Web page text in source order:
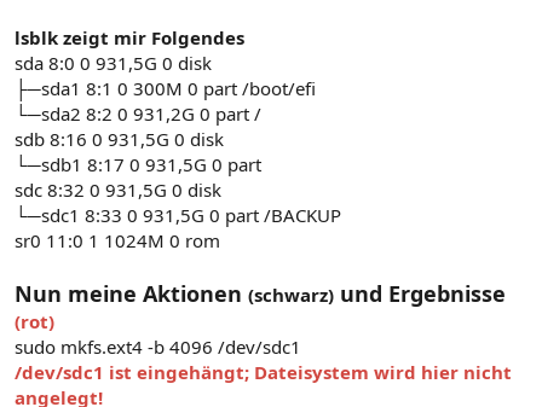
lsblk zeigt mir Folgendes
sda 8:0 0 931,5G 0 disk
├─sda1 8:1 0 300M 0 part /boot/efi
└─sda2 8:2 0 931,2G 0 part /
sdb 8:16 0 931,5G 0 disk
└─sdb1 8:17 0 931,5G 0 part
sdc 8:32 0 931,5G 0 disk
└─sdc1 8:33 0 931,5G 0 part /BACKUP
sr0 11:0 1 1024M 0 rom
Nun meine Aktionen (schwarz) und Ergebnisse
(rot)
sudo mkfs.ext4 -b 4096 /dev/sdc1
/dev/sdc1 ist eingehängt; Dateisystem wird hier nicht
angelegt!